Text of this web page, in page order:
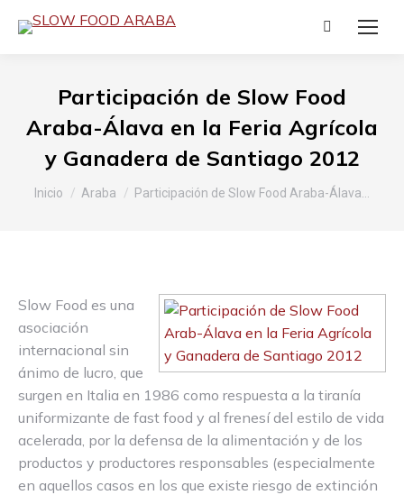
Buscar:
Participación de Slow Food
Araba-Álava en la Feria Agrícola
y Ganadera de Santiago 2012
Estás aquí:
Inicio Araba Participación de Slow Food Araba-Álava…
Slow Food es una
asociación
internacional sin
ánimo de lucro, que
surgen en Italia en 1986 como respuesta a la tiranía
uniformizante de fast food y al frenesí del estilo de vida
acelerada, por la defensa de la alimentación y de los
productos y productores responsables (especialmente
en aquellos casos en los que existe riesgo de extinción